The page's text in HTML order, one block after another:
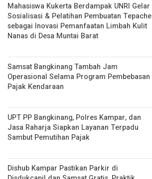
Mahasiswa Kukerta Berdampak UNRI Gelar
Sosialisasi & Pelatihan Pembuatan Tepache
sebagai Inovasi Pemanfaatan Limbah Kulit
Nanas di Desa Muntai Barat
Samsat Bangkinang Tambah Jam
Operasional Selama Program Pembebasan
Pajak Kendaraan
UPT PP Bangkinang, Polres Kampar, dan
Jasa Raharja Siapkan Layanan Terpadu
Sambut Pemutihan Pajak
Dishub Kampar Pastikan Parkir di